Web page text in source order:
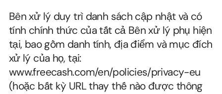
Bên xử lý duy trì danh sách cập nhật và có
tính chính thức của tất cả Bên xử lý phụ hiện
tại, bao gồm danh tính, địa điểm và mục đích
xử lý của họ, tại:
www.freecash.com/en/policies/privacy-eu
(hoặc bất kỳ URL thay thế nào được thông